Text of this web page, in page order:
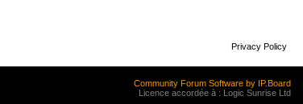
Privacy Policy
Community Forum Software by IP.Board
Licence accordée à : Logic Sunrise Ltd